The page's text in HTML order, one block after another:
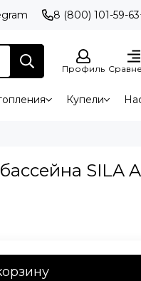
8 (800) 101-59-63
Профиль
Купели
SILA